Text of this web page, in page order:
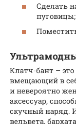
Сделать
пуговицы;
Клатч-бант –
вмещающий в
и невероятно
аксессуар,
скучный наряд.
вельвета,